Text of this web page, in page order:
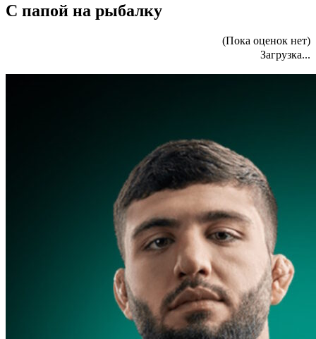
С папой на рыбалку
(Пока оценок нет)
Загрузка...